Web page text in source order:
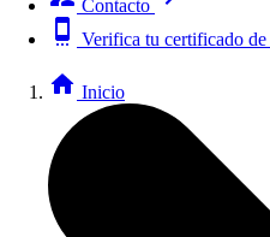
Contacto
Verifica tu certificado
Inicio